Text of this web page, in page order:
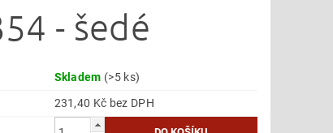
- šedé
Skladem (>5 ks)
231,40 Kč bez DPH